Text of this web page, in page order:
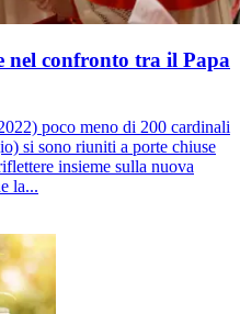
nel confronto tra il Papa
poco meno di 200 cardinali
si sono riuniti a porte chiuse
insieme sulla nuova
la...